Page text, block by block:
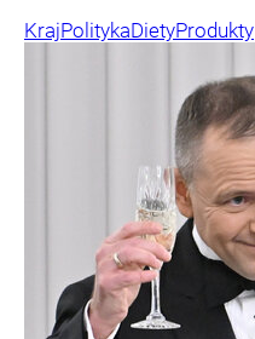
KrajPolitykaDietyProdukty